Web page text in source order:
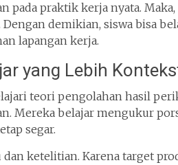
praktik kerja nyata.
demikian, siswa bisa
lapangan kerja.
yang Lebih
teori pengolahan hasil
Mereka belajar mengukur
segar.
ketelitian. Karena target